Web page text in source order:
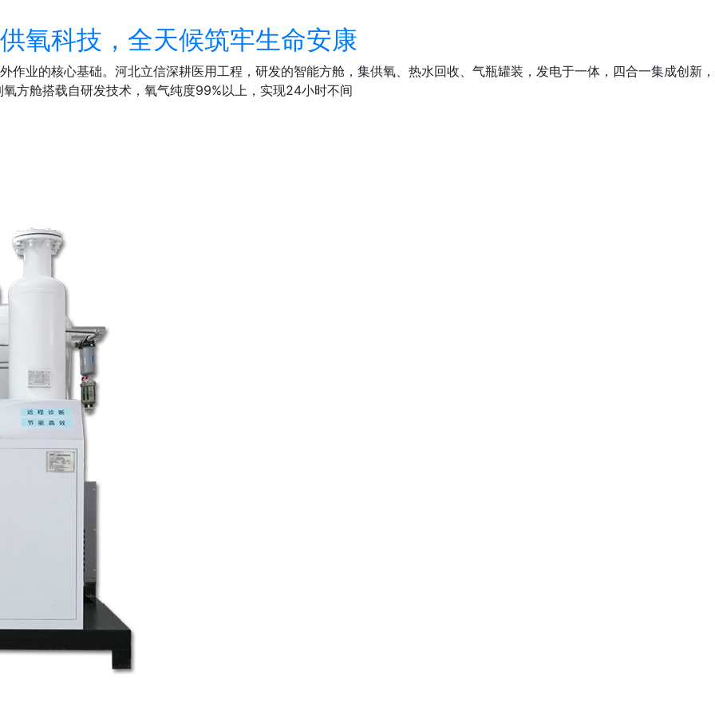
氧科技，全天候筑牢生命安康
业的核心基础。河北立信深耕医用工程，研发的智能方舱，集供氧、热水回收、气瓶罐装，发电于一体，四合一集成创新，
方舱搭载自研发技术，氧气纯度99%以上，实现24小时不间